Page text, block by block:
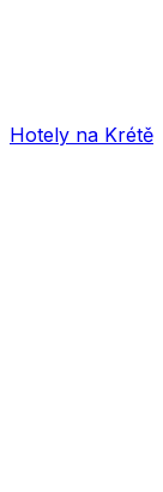
Hotely na Krétě